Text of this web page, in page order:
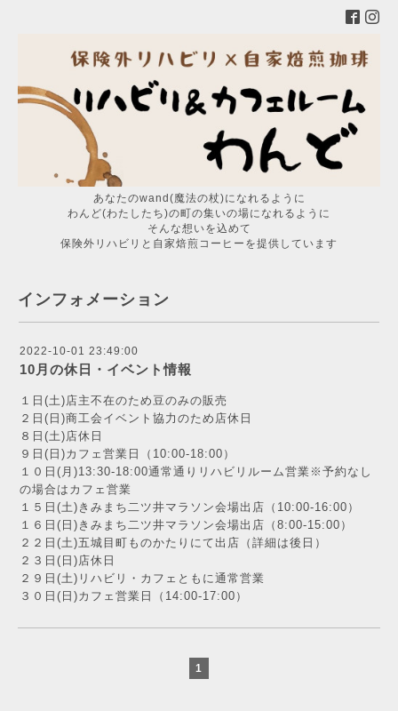
あなたのwand(魔法の杖)になれるように
わんど(わたしたち)の町の集いの場になれるように
そんな想いを込めて
保険外リハビリと自家焙煎コーヒーを提供しています
インフォメーション
2022-10-01 23:49:00
10月の休日・イベント情報
１日(土)店主不在のため豆のみの販売
２日(日)商工会イベント協力のため店休日
８日(土)店休日
９日(日)カフェ営業日（10:00-18:00）
１０日(月)13:30-18:00通常通りリハビリルーム営業※予約なし
の場合はカフェ営業
１５日(土)きみまち二ツ井マラソン会場出店（10:00-16:00）
１６日(日)きみまち二ツ井マラソン会場出店（8:00-15:00）
２２日(土)五城目町ものかたりにて出店（詳細は後日）
２３日(日)店休日
２９日(土)リハビリ・カフェともに通常営業
３０日(日)カフェ営業日（14:00-17:00）
1